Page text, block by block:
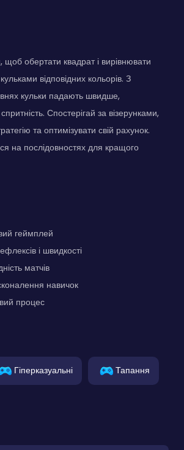
щоб обертати квадрат і вирівнювати
відповідних кольорів. З
кульки падають швидше,
Спостерігай за візерунками,
та оптимізувати свій рахунок.
на послідовностях для кращого
геймплей
і швидкості
матчів
навичок
процес
Гіперказуальні Тапання